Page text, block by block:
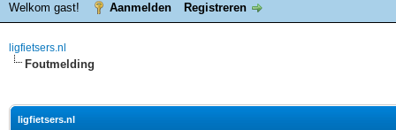
Welkom gast! Aanmelden Registreren
ligfietsers.nl
Foutmelding
ligfietsers.nl